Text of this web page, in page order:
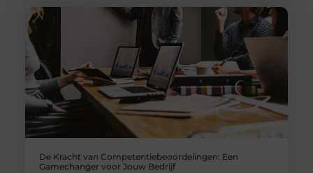
De Kracht van Competentiebeoordelingen: Een
Gamechanger voor Jouw Bedrijf